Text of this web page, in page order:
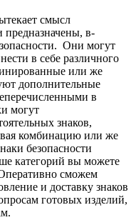
смысл
предназначены, в-
Они могут
в себе различного
или же
дополнительные
в
могут
знаков,
комбинацию или же
безопасности
категорий вы можете
сможем
и доставку знаков
готовых изделий,